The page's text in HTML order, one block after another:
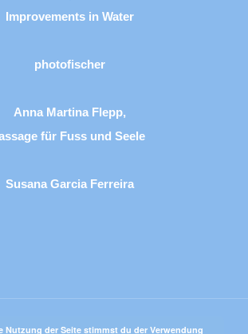
Improvements in Water
photofischer
Anna Martina Flepp,
für Fuss und Seele
Susana Garcia Ferreira
Nutzung der Seite stimmst du der Verwendung